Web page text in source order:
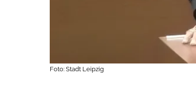
Foto: Stadt Leipzig